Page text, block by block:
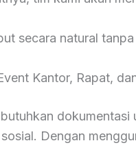
secara natural
Kantor, Rapat,
Dengan